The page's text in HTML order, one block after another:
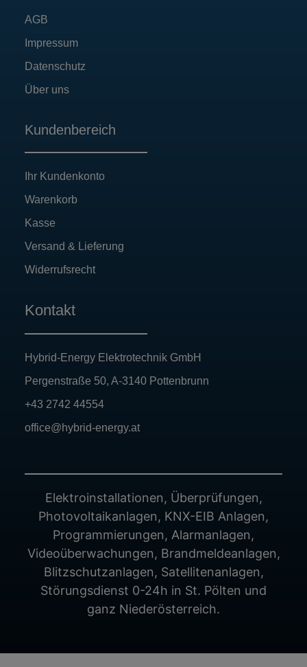
AGB
Impressum
Datenschutz
Über uns
Kundenbereich
Ihr Kundenkonto
Warenkorb
Kasse
Versand & Lieferung
Widerrufsrecht
Kontakt
Hybrid-Energy Elektrotechnik GmbH
Pergenstraße 50, A-3140 Pottenbrunn
+43 2742 44554
office@hybrid-energy.at
Elektroinstallationen, Überprüfungen,
Photovoltaikanlagen, KNX-EIB Anlagen,
Programmierungen, Alarmanlagen,
Videoüberwachungen, Brandmeldeanlagen,
Blitzschutzanlagen, Satellitenanlagen,
Störungsdienst 0-24h in St. Pölten und
ganz Niederösterreich.